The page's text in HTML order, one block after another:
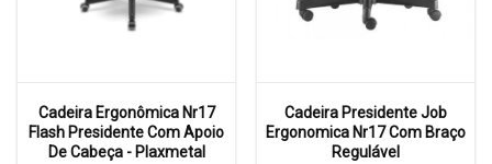
Cadeira Ergonômica Nr17
Flash Presidente Com Apoio
De Cabeça - Plaxmetal
Cadeira Presidente Job
Ergonomica Nr17 Com Braço
Regulável